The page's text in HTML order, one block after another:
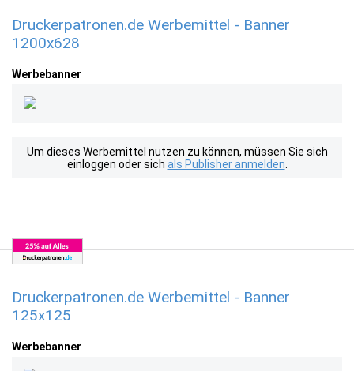
Druckerpatronen.de Werbemittel - Banner
1200x628
Werbebanner
Um dieses Werbemittel nutzen zu können, müssen Sie sich
einloggen oder sich als Publisher anmelden
Druckerpatronen.de Werbemittel - Banner
125x125
Werbebanner